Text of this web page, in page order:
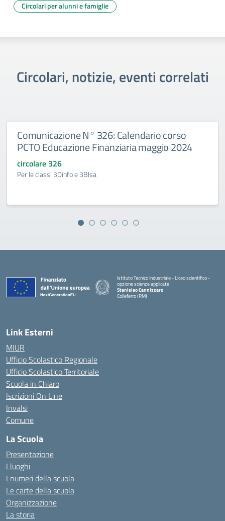
Circolari per alunni e famiglie
Circolari, notizie, eventi correlati
Comunicazione N° 326: Calendario corso
PCTO Educazione Finanziaria maggio 2024
circolare 326
Per le classi 3Dinfo e 3Blsa
Istituto Tecnico Industriale - Liceo scientifico -
opzione scienze applicate
Stanislao Cannizzaro
Colleferro (RM)
Link Esterni
MIUR
Ufficio Scolastico Regionale
Ufficio Scolastico Territoriale
Scuola in Chiaro
Iscrizioni On Line
Invalsi
Comune
La Scuola
Presentazione
I luoghi
I numeri della scuola
Le carte della scuola
Organizzazione
La storia